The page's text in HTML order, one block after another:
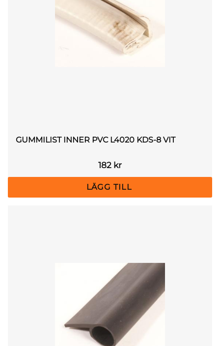
GUMMILIST INNER PVC L4020 KDS-8 VIT
182 kr